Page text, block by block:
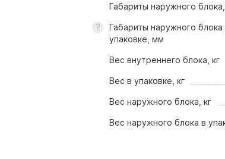
Габариты наружного
Габариты наружного блока
упаковке, мм
Вес внутреннего блока, кг
Вес в упаковке, кг
Вес наружного блока, кг
Вес наружного блока в